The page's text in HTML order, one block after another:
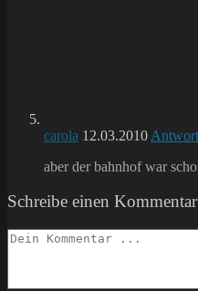
carola 12.03.2010
aber der bahnhof war
Schreibe einen Kommentar
Kommentieren